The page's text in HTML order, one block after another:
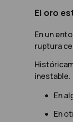
El oro
En un
ruptura
inestable.
En
En